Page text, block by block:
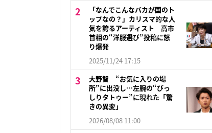
「なんでこんなバカが国のト
ップなの？」カリスマ的な人
気を誇るアーティスト 高市
首相の“洋服選び”投稿に怒
り爆発
2025/11/24 17:15
大野智 “お気に入りの場
所”に出没し…左腕の“びっ
しりタトゥー”に現れた「驚
きの異変」
2026/08/08 11:00